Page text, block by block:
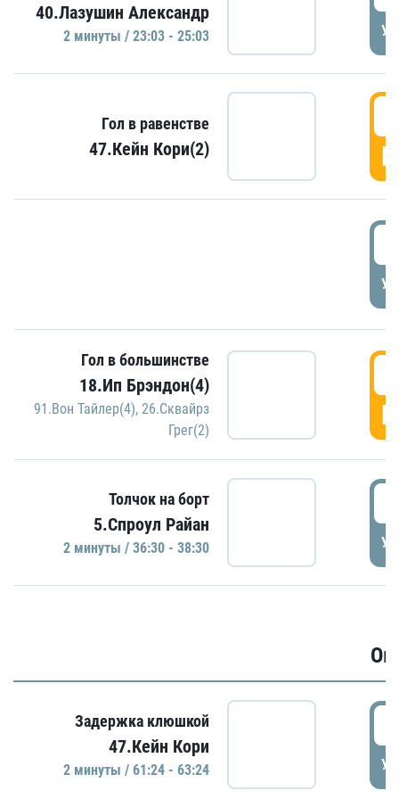
40.Лазушин Александр
2 минуты / 23:03 - 25:03
Гол в равенстве
47.Кейн Кори(2)
Гол в большинстве
18.Ип Брэндон(4)
91.Вон Тайлер(4), 26.Сквайрз
Грег(2)
Толчок на борт
5.Спроул Райан
2 минуты / 36:30 - 38:30
Задержка клюшкой
47.Кейн Кори
2 минуты / 61:24 - 63:24